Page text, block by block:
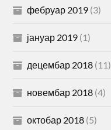
фебруар 2019 (3)
јануар 2019 (1)
децембар 2018 (11)
новембар 2018 (4)
октобар 2018 (5)